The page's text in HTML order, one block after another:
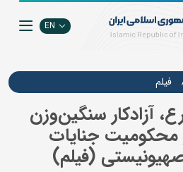
EN
فيلم
آزادکار سنگین‌وزن
جنایات
(فیلم)